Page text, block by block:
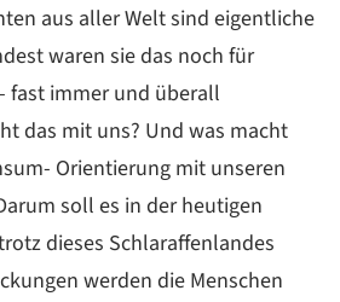
aus aller Welt sind eigentliche
waren sie das noch für
fast immer und überall
das mit uns? Und was macht
Orientierung mit unseren
soll es in der heutigen
dieses Schlaraffenlandes
werden die Menschen